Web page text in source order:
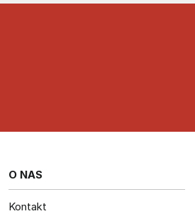
O NAS
Kontakt